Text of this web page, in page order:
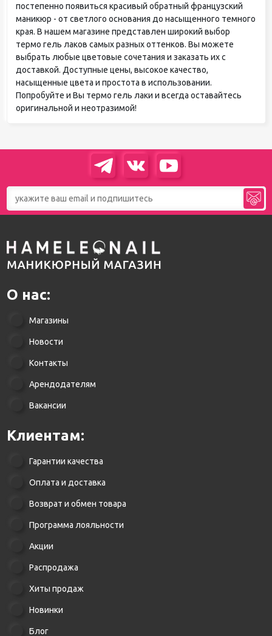
постепенно появиться красивый обратный французский
маникюр - от светлого основания до насыщенного темного
края. В нашем магазине представлен широкий выбор
термо гель лаков самых разных оттенков. Вы можете
выбрать любые цветовые сочетания и заказать их с
доставкой. Доступные цены, высокое качество,
насыщенные цвета и простота в использовании.
Попробуйте и Вы термо гель лаки и всегда оставайтесь
оригинальной и неотразимой!
О нас:
Магазины
Новости
Контакты
Арендодателям
Вакансии
Клиентам:
Гарантии качества
Оплата и доставка
Возврат и обмен товара
Программа лояльности
Акции
Распродажа
Хиты продаж
Новинки
Блог